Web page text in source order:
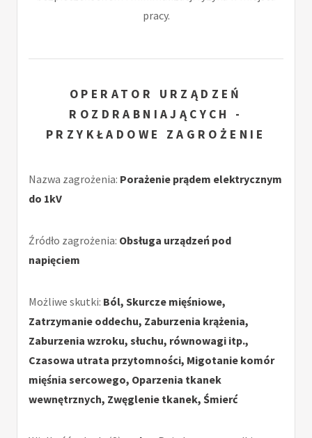
pracy.
OPERATOR URZĄDZEŃ
ROZDRABNIAJĄCYCH -
PRZYKŁADOWE ZAGROŻENIE
Nazwa zagrożenia: Porażenie prądem elektrycznym
do 1kV
Źródło zagrożenia: Obsługa urządzeń pod
napięciem
Możliwe skutki: Ból, Skurcze mięśniowe,
Zatrzymanie oddechu, Zaburzenia krążenia,
Zaburzenia wzroku, słuchu, równowagi itp.,
Czasowa utrata przytomności, Migotanie komór
mięśnia sercowego, Oparzenia tkanek
wewnętrznych, Zwęglenie tkanek, Śmierć